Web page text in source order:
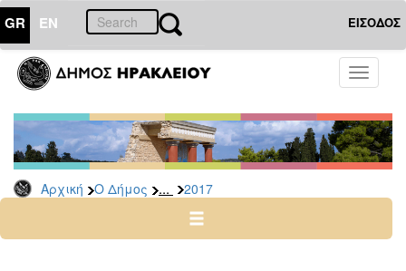
GR EN ΕΙΣΟΔΟΣ
Toggle
Αρχική Ο Δήμος ... 2017
ΔΗΜΟΣ
Δελτία
Τύπου
Αρχείο
2026
2024